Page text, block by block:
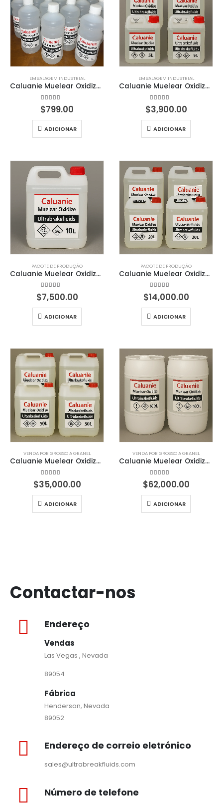
EMBALAGEM INDUSTRIAL
Caluanie Muelear Oxidize 1 Litro
4.67em 5
$799.00
ADICIONAR
EMBALAGEM INDUSTRIAL
Caluanie Muelear Oxidize - 5L
4.90em 5
$3,900.00
ADICIONAR
PACOTE DE PRODUÇÃO
Caluanie Muelear Oxidize - 10 litros
4.50em 5
$7,500.00
ADICIONAR
PACOTE DE PRODUÇÃO
Caluanie Muelear Oxidize - 20 litros
4.50em 5
$14,000.00
ADICIONAR
VENDA POR GROSSO A GRANEL
Caluanie Muelear Oxidize - 50 litros
4.50em 5
$35,000.00
ADICIONAR
VENDA POR GROSSO A GRANEL
Caluanie Muelear Oxidize - 100 litros
4.50em 5
$62,000.00
ADICIONAR
Contactar-nos
Endereço
Vendas
Las Vegas , Nevada
89054
Fábrica
Henderson, Nevada
89052
Endereço de correio eletrónico
sales@ultrabreakfluids.com
Número de telefone